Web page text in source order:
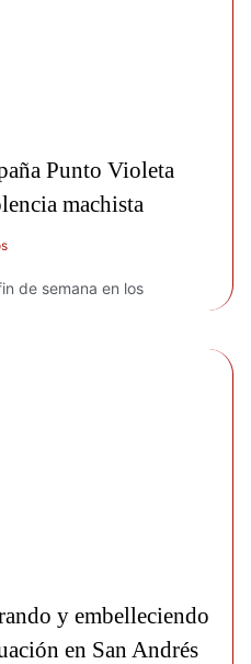
Punto Violeta
machista
de semana en los
y embelleciendo
en San Andrés